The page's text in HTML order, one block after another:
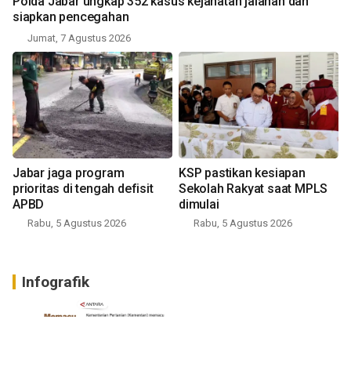
siapkan pencegahan
Jumat, 7 Agustus 2026
Jabar jaga program
prioritas di tengah defisit
APBD
Rabu, 5 Agustus 2026
KSP pastikan kesiapan
Sekolah Rakyat saat MPLS
dimulai
Rabu, 5 Agustus 2026
Infografik